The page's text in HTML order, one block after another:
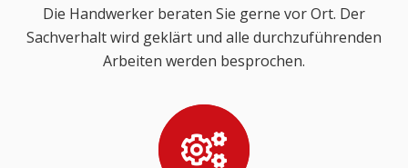
Die Handwerker beraten Sie gerne vor Ort. Der
Sachverhalt wird geklärt und alle durchzuführenden
Arbeiten werden besprochen.